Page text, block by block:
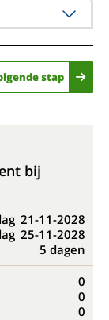
stap
bij
21-11-2028
25-11-2028
5 dagen
0
0
0